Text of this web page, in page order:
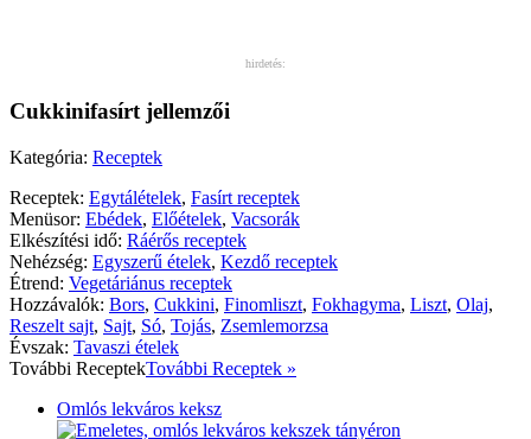
hirdetés:
Cukkinifasírt jellemzői
Kategória: Receptek
Receptek: Egytálételek, Fasírt receptek
Menüsor: Ebédek, Előételek, Vacsorák
Elkészítési idő: Ráérős receptek
Nehézség: Egyszerű ételek, Kezdő receptek
Étrend: Vegetáriánus receptek
Hozzávalók: Bors, Cukkini, Finomliszt, Fokhagyma, Liszt, Olaj,
Reszelt sajt, Sajt, Só, Tojás, Zsemlemorzsa
Évszak: Tavaszi ételek
További ReceptekTovábbi Receptek »
Omlós lekváros keksz